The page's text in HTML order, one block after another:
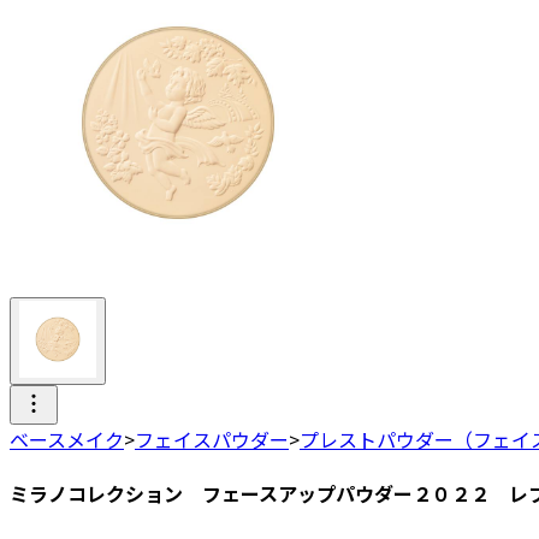
ベースメイク>フェイスパウダー>プレストパウダー（フェイ
ミラノコレクション フェースアップパウダー２０２２ レ